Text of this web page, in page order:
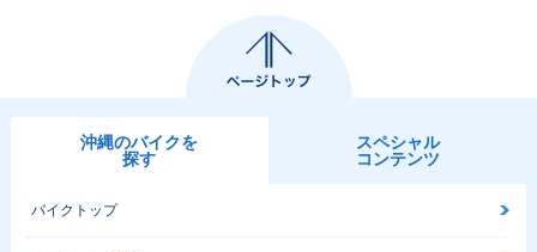
沖縄のバイクを
探す
スペシャル
コンテンツ
バイクトップ